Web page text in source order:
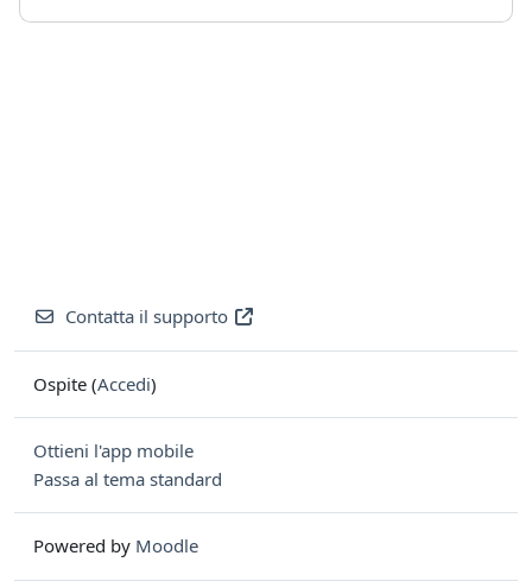
Contatta il supporto
Ospite (Accedi)
Ottieni l'app mobile
Passa al tema standard
Powered by Moodle